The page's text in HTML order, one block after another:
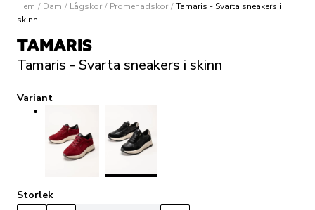
Hem / Dam / Lågskor / Promenadskor / Tamaris - Svarta sneakers i
skinn
TAMARIS
Tamaris - Svarta sneakers i skinn
Variant
Storlek